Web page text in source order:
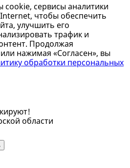
сервисы аналитики
чтобы обеспечить
улучшить его
трафик и
Продолжая
нажимая «Согласен», вы
обработки персональных
области